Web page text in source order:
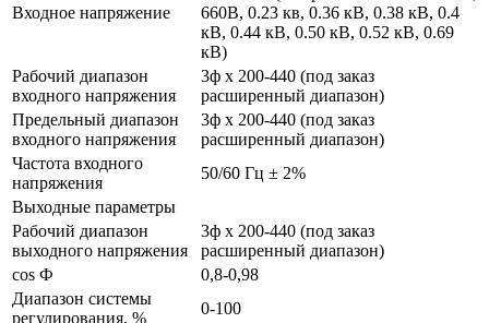
Входное напряжение
660В, 0.23 кв, 0.36 кВ, 0.38 кВ, 0.4
кВ, 0.44 кВ, 0.50 кВ, 0.52 кВ, 0.69
кВ)
Рабочий диапазон
входного напряжения
3ф х 200-440 (под заказ
расширенный диапазон)
Предельный диапазон
входного напряжения
3ф х 200-440 (под заказ
расширенный диапазон)
Частота входного
напряжения
50/60 Гц ± 2%
Выходные параметры
Рабочий диапазон
выходного напряжения
3ф х 200-440 (под заказ
расширенный диапазон)
cos Ф
0,8-0,98
Диапазон системы
регулирования, %
0-100